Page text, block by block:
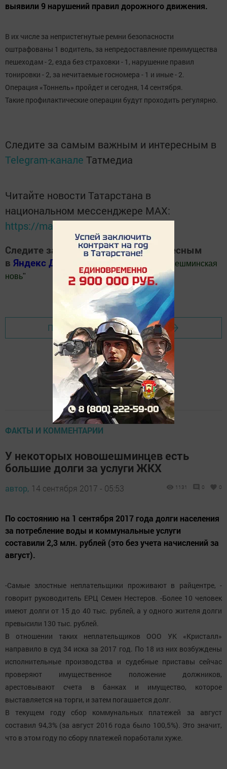
выявили 9 нарушений правил дорожного движения.
В их числе за непристегнутые ремни безопасности
оштрафованы 1 водитель, за непредоставление преимущества
пешеходам - 2, езда без страховки - 1, нарушение правил
тонировки - 2, за нечитаемые госномера - 1 и иные - 2.
Операция «Тоннель» пройдет и сегодня, 14 сентября.
Такие профилактические операции будут проходить регулярно.
Следите за самым важным и интересным в
Telegram-канале Татмедиа
Читайте новости Татарстана в
национальном мессенджере MАХ:
https://max.ru/tatmedia
Следите за самым важным и интересным
в Яндекс Дзен
Шешминская
новь"
Добавить Шешминскую новь в Яндекс.Новости
Перейти на страницу новости
ФАКТЫ И КОММЕНТАРИИ
У некоторых новошешминцев есть
большие долги за услуги ЖКХ
автор, 14 сентября 2017 - 05:53 1131 0 0
По состоянию на 1 сентября 2017 года долги населения
за потребление воды и коммунальные услуги
составили 2,3 млн. рублей (это без учета начислений за
август).
-Самые злостные неплательщики проживают в райцентре, -
говорит руководитель ЕРЦ Семен Нестеров. -Более 10 человек
имеют долги от 15 до 40 тыс. рублей, а у одного жителя долги
превысили 130 тыс. рублей.
В отношении таких неплательщиков ООО УК «Кристалл»
направило в суд 34 иска за 2017 год. По 18 из них возбуждены
исполнительные производства и судебные приставы сейчас
проверяют имущественное положение должников,
арестовывают счета в банках и имущество, которое
выставляется на торги, и затем погашается долг.
В текущем году сбор коммунальных платежей за август
составил 94,3% (за август 2016 года было 100,5%). Это значит,
что в этом году по сбору платежей поработали хуже.